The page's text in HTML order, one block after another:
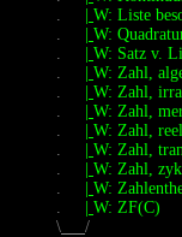
.
.
.
.
.
.
.
.
.
.
.
W: Liste
W:
W: Satz v.
W: Zahl,
W: Zahl,
W: Zahl,
W: Zahl,
W: Zahl,
W: Zahl,
W:
W: ZF(C)
\
/